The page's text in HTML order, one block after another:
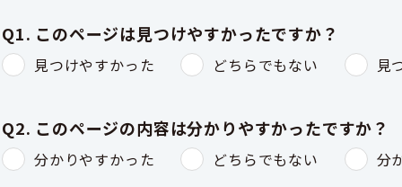
Q1. このページは見つけやすかったですか？
見つけやすかった どちらでもない 見
Q2. このページの内容は分かりやすかったですか？
分かりやすかった どちらでもない 分